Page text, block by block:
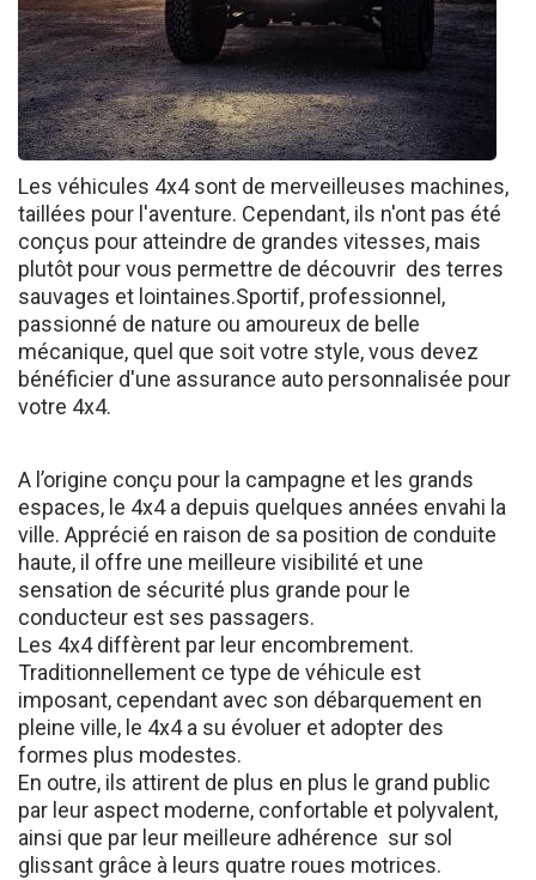
Les véhicules 4x4 sont de merveilleuses machines,
taillées pour l'aventure. Cependant, ils n'ont pas été
conçus pour atteindre de grandes vitesses, mais
plutôt pour vous permettre de découvrir des terres
sauvages et lointaines.Sportif, professionnel,
passionné de nature ou amoureux de belle
mécanique, quel que soit votre style, vous devez
bénéficier d'une assurance auto personnalisée pour
votre 4x4.
A l’origine conçu pour la campagne et les grands
espaces, le 4x4 a depuis quelques années envahi la
ville. Apprécié en raison de sa position de conduite
haute, il offre une meilleure visibilité et une
sensation de sécurité plus grande pour le
conducteur est ses passagers.
Les 4x4 diffèrent par leur encombrement.
Traditionnellement ce type de véhicule est
imposant, cependant avec son débarquement en
pleine ville, le 4x4 a su évoluer et adopter des
formes plus modestes.
En outre, ils attirent de plus en plus le grand public
par leur aspect moderne, confortable et polyvalent,
ainsi que par leur meilleure adhérence sur sol
glissant grâce à leurs quatre roues motrices.